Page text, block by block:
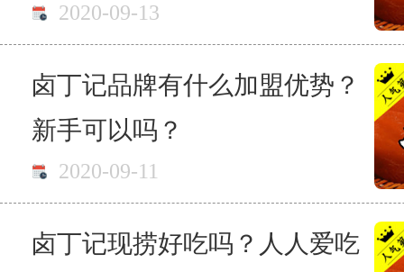
2020-09-13
卤丁记品牌有什么加盟优势？
新手可以吗？
2020-09-11
卤丁记现捞好吃吗？人人爱吃